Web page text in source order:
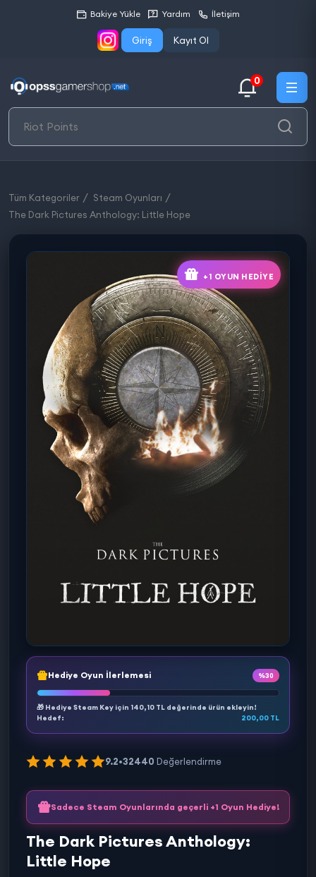
Bakiye Yükle Yardım İletişim
Giriş Kayıt Ol
0
Tüm Kategoriler
Steam Oyunları
The Dark Pictures Anthology: Little Hope
+1 OYUN HEDIYE
Hediye Oyun İlerlemesi %30
🎁 Hediye Steam Key için 140,10 TL değerinde ürün ekleyin!
Hedef:
200,00 TL
9.2•32440 Değerlendirme
Sadece Steam Oyunlarında geçerli +1 Oyun Hediye!
The Dark Pictures Anthology:
Little Hope